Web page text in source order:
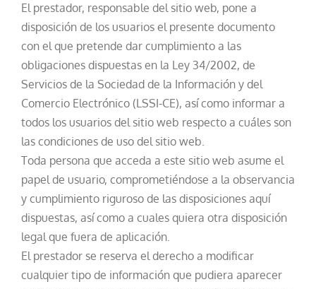
El prestador, responsable del sitio web, pone a
disposición de los usuarios el presente documento
con el que pretende dar cumplimiento a las
obligaciones dispuestas en la Ley 34/2002, de
Servicios de la Sociedad de la Información y del
Comercio Electrónico (LSSI-CE), así como informar a
todos los usuarios del sitio web respecto a cuáles son
las condiciones de uso del sitio web.
Toda persona que acceda a este sitio web asume el
papel de usuario, comprometiéndose a la observancia
y cumplimiento riguroso de las disposiciones aquí
dispuestas, así como a cuales quiera otra disposición
legal que fuera de aplicación.
El prestador se reserva el derecho a modificar
cualquier tipo de información que pudiera aparecer